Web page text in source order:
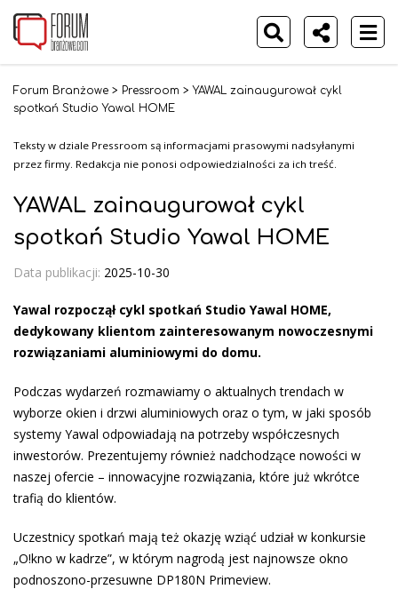
Forum Branżowe > Pressroom > YAWAL zainaugurował cykl
spotkań Studio Yawal HOME
Teksty w dziale Pressroom są informacjami prasowymi nadsyłanymi
przez firmy. Redakcja nie ponosi odpowiedzialności za ich treść.
YAWAL zainaugurował cykl
spotkań Studio Yawal HOME
Data publikacji: 2025-10-30
Yawal rozpoczął cykl spotkań Studio Yawal HOME,
dedykowany klientom zainteresowanym nowoczesnymi
rozwiązaniami aluminiowymi do domu.
Podczas wydarzeń rozmawiamy o aktualnych trendach w
wyborze okien i drzwi aluminiowych oraz o tym, w jaki sposób
systemy Yawal odpowiadają na potrzeby współczesnych
inwestorów. Prezentujemy również nadchodzące nowości w
naszej ofercie – innowacyjne rozwiązania, które już wkrótce
trafią do klientów.
Uczestnicy spotkań mają też okazję wziąć udział w konkursie
„O!kno w kadrze”, w którym nagrodą jest najnowsze okno
podnoszono-przesuwne DP180N Primeview.